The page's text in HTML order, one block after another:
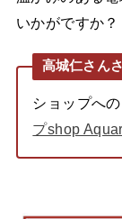
いかがですか？
高城仁さん
ショップへ
プshop